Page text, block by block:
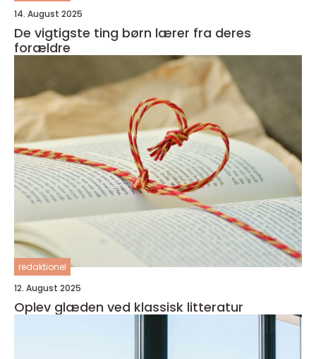
14. August 2025
De vigtigste ting børn lærer fra deres
forældre
redaktionel
12. August 2025
Oplev glæden ved klassisk litteratur